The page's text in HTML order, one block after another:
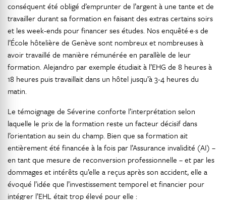
conséquent été obligé d’emprunter de l’argent à une tante et de
travailler durant sa formation en faisant des extras certains soirs
et les week-ends pour financer ses études. Nos enquêté·e·s de
l’École hôtelière de Genève sont nombreux et nombreuses à
avoir travaillé de manière rémunérée en parallèle de leur
formation. Alejandro par exemple étudiait à l’EHG de 8 heures à
18 heures puis travaillait dans un hôtel jusqu’à 3-4 heures du
matin.
Le témoignage de Séverine conforte l’interprétation selon
laquelle le prix de la formation reste un facteur décisif dans
l’orientation au sein du champ. Bien que sa formation ait
entièrement été financée à la fois par l’Assurance invalidité (AI) –
en tant que mesure de reconversion professionnelle – et par les
dommages et intérêts qu’elle a reçus après son accident, elle a
évoqué l’idée que l’investissement temporel et financier pour
intégrer l’EHL était trop élevé pour elle :